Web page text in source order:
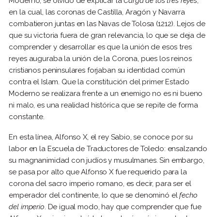
en la cual, las coronas de Castilla, Aragón y Navarra
combatieron juntas en las Navas de Tolosa (1212). Lejos de
que su victoria fuera de gran relevancia, lo que se deja de
comprender y desarrollar es que la unión de esos tres
reyes auguraba la unión de la Corona, pues los reinos
cristianos peninsulares forjaban su identidad común
contra el Islam. Que la constitución del primer Estado
Moderno se realizara frente a un enemigo no es ni bueno
ni malo, es una realidad histórica que se repite de forma
constante.
En esta línea, Alfonso X, el rey Sabio, se conoce por su
labor en la Escuela de Traductores de Toledo: ensalzando
su magnanimidad con judíos y musulmanes. Sin embargo,
se pasa por alto que Alfonso X fue requerido para la
corona del sacro imperio romano, es decir, para ser el
emperador del continente, lo que se denominó elfecho
del imperio. De igual modo, hay que comprender que fue